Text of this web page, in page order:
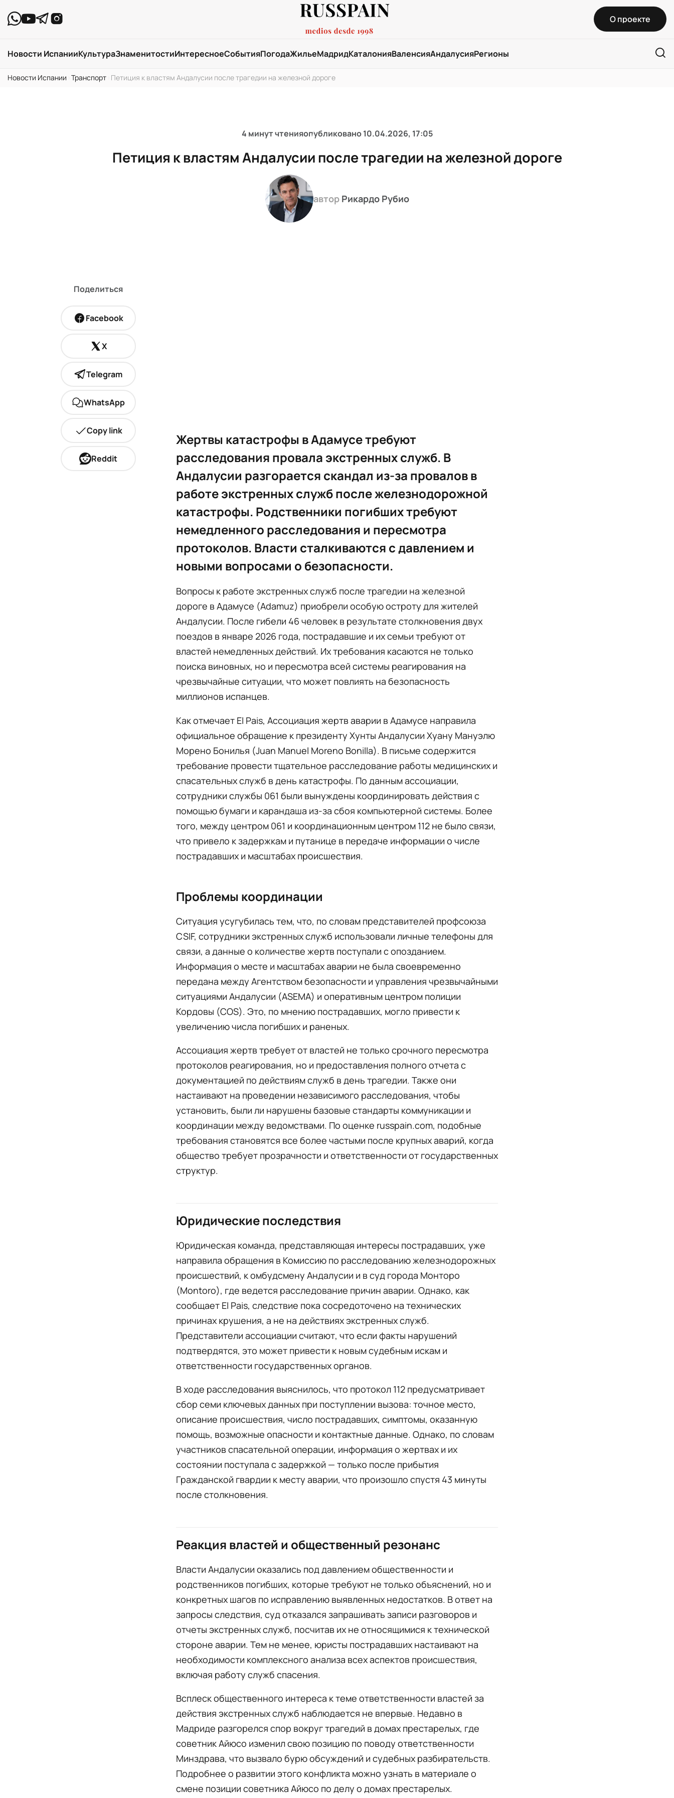
О проекте
Новости ИспанииКультураЗнаменитостиИнтересноеСобытияПогодаЖильеМадридКаталонияВаленсияАндалусияРегионы
Новости Испании Транспорт Петиция к властям Андалусии после трагедии на железной дороге
4 минут чтенияопубликовано10.04.2026, 17:05
Петиция к властям Андалусии после трагедии на железной дороге
автор Рикардо Рубио
Поделиться
Facebook
X
Telegram
WhatsApp
Copy link
Reddit
Жертвы катастрофы в Адамусе требуют
расследования провала экстренных служб. В
Андалусии разгорается скандал из-за провалов в
работе экстренных служб после железнодорожной
катастрофы. Родственники погибших требуют
немедленного расследования и пересмотра
протоколов. Власти сталкиваются с давлением и
новыми вопросами о безопасности.
Вопросы к работе экстренных служб после трагедии на железной
дороге в Адамусе (Adamuz) приобрели особую остроту для жителей
Андалусии. После гибели 46 человек в результате столкновения двух
поездов в январе 2026 года, пострадавшие и их семьи требуют от
властей немедленных действий. Их требования касаются не только
поиска виновных, но и пересмотра всей системы реагирования на
чрезвычайные ситуации, что может повлиять на безопасность
миллионов испанцев.
Как отмечает El Pais, Ассоциация жертв аварии в Адамусе направила
официальное обращение к президенту Хунты Андалусии Хуану Мануэлю
Морено Бонилья (Juan Manuel Moreno Bonilla). В письме содержится
требование провести тщательное расследование работы медицинских и
спасательных служб в день катастрофы. По данным ассоциации,
сотрудники службы 061 были вынуждены координировать действия с
помощью бумаги и карандаша из-за сбоя компьютерной системы. Более
того, между центром 061 и координационным центром 112 не было связи,
что привело к задержкам и путанице в передаче информации о числе
пострадавших и масштабах происшествия.
Проблемы координации
Ситуация усугубилась тем, что, по словам представителей профсоюза
CSIF, сотрудники экстренных служб использовали личные телефоны для
связи, а данные о количестве жертв поступали с опозданием.
Информация о месте и масштабах аварии не была своевременно
передана между Агентством безопасности и управления чрезвычайными
ситуациями Андалусии (ASEMA) и оперативным центром полиции
Кордовы (COS). Это, по мнению пострадавших, могло привести к
увеличению числа погибших и раненых.
Ассоциация жертв требует от властей не только срочного пересмотра
протоколов реагирования, но и предоставления полного отчета с
документацией по действиям служб в день трагедии. Также они
настаивают на проведении независимого расследования, чтобы
установить, были ли нарушены базовые стандарты коммуникации и
координации между ведомствами. По оценке russpain.com, подобные
требования становятся все более частыми после крупных аварий, когда
общество требует прозрачности и ответственности от государственных
структур.
Юридические последствия
Юридическая команда, представляющая интересы пострадавших, уже
направила обращения в Комиссию по расследованию железнодорожных
происшествий, к омбудсмену Андалусии и в суд города Монторо
(Montoro), где ведется расследование причин аварии. Однако, как
сообщает El Pais, следствие пока сосредоточено на технических
причинах крушения, а не на действиях экстренных служб.
Представители ассоциации считают, что если факты нарушений
подтвердятся, это может привести к новым судебным искам и
ответственности государственных органов.
В ходе расследования выяснилось, что протокол 112 предусматривает
сбор семи ключевых данных при поступлении вызова: точное место,
описание происшествия, число пострадавших, симптомы, оказанную
помощь, возможные опасности и контактные данные. Однако, по словам
участников спасательной операции, информация о жертвах и их
состоянии поступала с задержкой — только после прибытия
Гражданской гвардии к месту аварии, что произошло спустя 43 минуты
после столкновения.
Реакция властей и общественный резонанс
Власти Андалусии оказались под давлением общественности и
родственников погибших, которые требуют не только объяснений, но и
конкретных шагов по исправлению выявленных недостатков. В ответ на
запросы следствия, суд отказался запрашивать записи разговоров и
отчеты экстренных служб, посчитав их не относящимися к технической
стороне аварии. Тем не менее, юристы пострадавших настаивают на
необходимости комплексного анализа всех аспектов происшествия,
включая работу служб спасения.
Всплеск общественного интереса к теме ответственности властей за
действия экстренных служб наблюдается не впервые. Недавно в
Мадриде разгорелся спор вокруг трагедий в домах престарелых, где
советник Айюсо изменил свою позицию по поводу ответственности
Минздрава, что вызвало бурю обсуждений и судебных разбирательств.
Подробнее о развитии этого конфликта можно узнать в материале о
смене позиции советника Айюсо по делу о домах престарелых.